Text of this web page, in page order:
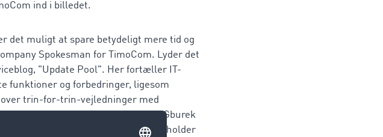
ind i billedet.
det muligt at spare betydeligt mere tid og
Spokesman for TimoCom. Lyder det
"Update Pool". Her fortæller IT-
funktioner og forbedringer, ligesom
trin-for-trin-vejledninger med
til korte video-tutorials. Ifølge Gburek
temmelig præcist. "Siden indeholder